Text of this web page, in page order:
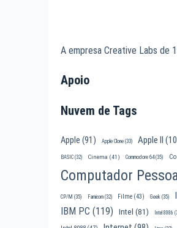
A empresa Creative Labs de
Apoio
Nuvem de Tags
Apple (91) Apple Clone (33) Apple II
BASIC (32) Cinema (41) Commodore 64(35)
Computador
CP/M (35) Famicom (32) Filme (43) Geek (35)
IBM PC (119) Intel (81) Intel 8086